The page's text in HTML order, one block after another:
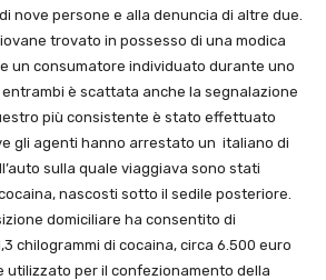
nove persone e alla denuncia di altre due.
trovato in possesso di una modica
un consumatore individuato durante uno
è scattata anche la segnalazione
più consistente è stato effettuato
gli agenti hanno arrestato un italiano di
sulla quale viaggiava sono stati
nascosti sotto il sedile posteriore.
domiciliare ha consentito di
chilogrammi di cocaina, circa 6.500 euro
utilizzato per il confezionamento della